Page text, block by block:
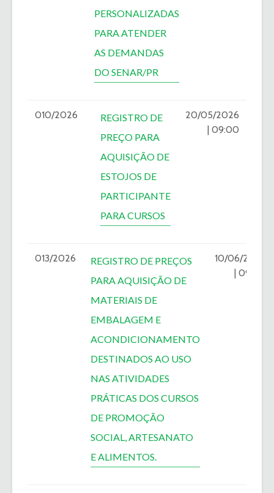
PERSONALIZADAS
PARA ATENDER
AS DEMANDAS
DO SENAR/PR
010/2026
REGISTRO DE
PREÇO PARA
AQUISIÇÃO DE
ESTOJOS DE
PARTICIPANTE
PARA CURSOS
20/05/2026
| 09:00
013/2026
REGISTRO DE PREÇOS
PARA AQUISIÇÃO DE
MATERIAIS DE
EMBALAGEM E
ACONDICIONAMENTO
DESTINADOS AO USO
NAS ATIVIDADES
PRÁTICAS DOS CURSOS
DE PROMOÇÃO
SOCIAL, ARTESANATO
E ALIMENTOS.
10/06/2026
| 09:00